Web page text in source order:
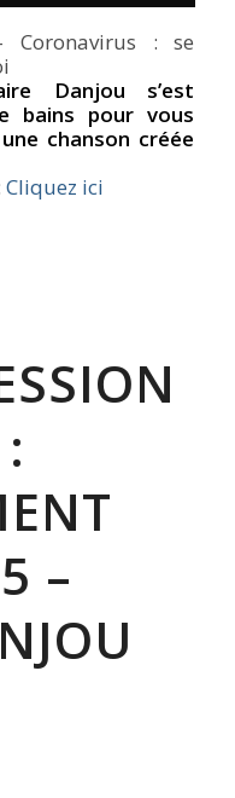
Coronavirus : se
Danjou s’est
bains pour vous
chanson créée
Cliquez ici
–